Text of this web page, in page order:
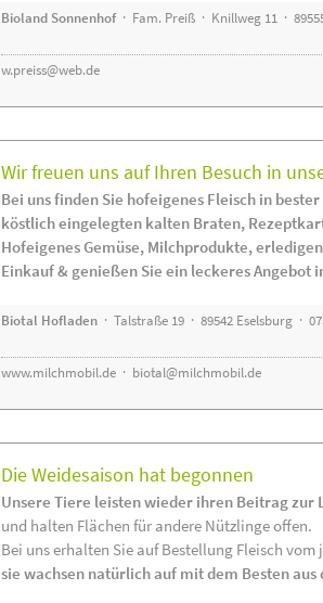
Bioland Sonnenhof· Fam. Preiß · Knillweg 11 ·
w.preiss@web.de
Wir freuen uns auf Ihren Besuch in
Bei uns finden Sie hofeigenes Fleisch in
köstlich eingelegten kalten Braten,
Hofeigenes Gemüse, Milchprodukte,
Einkauf & genießen Sie ein leckeres Angebot
Biotal Hofladen · Talstraße 19 · 89542 Eselsburg ·
www.milchmobil.de · biotal@milchmobil.de
Die Weidesaison hat begonnen
Unsere Tiere leisten wieder ihren Beitrag zur
und halten Flächen für andere Nützlinge offen.
Bei uns erhalten Sie auf Bestellung Fleisch
sie wachsen natürlich auf mit dem Besten aus